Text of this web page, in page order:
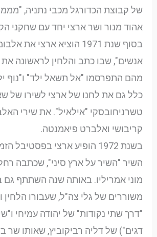
של קבוצת הכדורגל מכבי נתניה,
אהוד מנור ושר ארצי יחד עם שחקני
בסוף שנת 1971 הוציא ארצי את
אנשים", שבו כתב והלחין לראשונה את
מהם התפרסמו "אל תשאל ילד" ו"נוף
כלל גם את לחנו של ארצי לשירו של
טשרניחובסקי "אילאיל". את שירי
קריבושי ואלברט פיאמנטה.
בשנת 1972 הופיע ארצי
השיר "השיר על ארץ סיני", שכתבה
מוני אמריליו. באותה שנה השתתף גם
משוררים של גלי צה"ל, שעבורו
"דרך שתי נקודות" של יהודה עמיחי
דגים") של דליה רביקוביץ, שאותו שר